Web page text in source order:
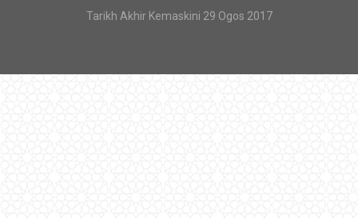
Tarikh Akhir Kemaskini 29 Ogos 2017